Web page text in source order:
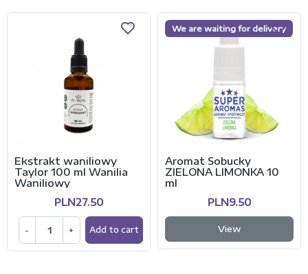
Ekstrakt waniliowy
Taylor 100 ml Wanilia
Waniliowy
PLN27.50
- + Add to cart
We are waiting for delivery
Aromat Sobucky
ZIELONA LIMONKA 10
ml
PLN9.50
View